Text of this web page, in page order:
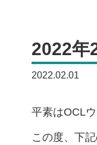
2022年
2022.02.01
平素はOCL
この度、下